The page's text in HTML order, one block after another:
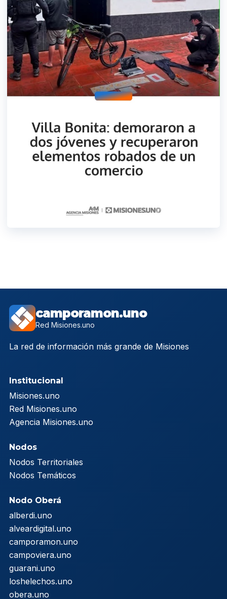
camporamon.uno
Red Misiones.uno
La red de información más grande de Misiones
Institucional
Misiones.uno
Red Misiones.uno
Agencia Misiones.uno
Nodos
Nodos Territoriales
Nodos Temáticos
Nodo Oberá
alberdi.uno
alveardigital.uno
camporamon.uno
campoviera.uno
guarani.uno
loshelechos.uno
obera.uno